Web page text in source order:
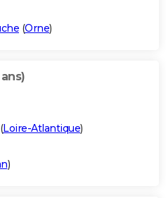
(Orne)
Loire-Atlantique)
)